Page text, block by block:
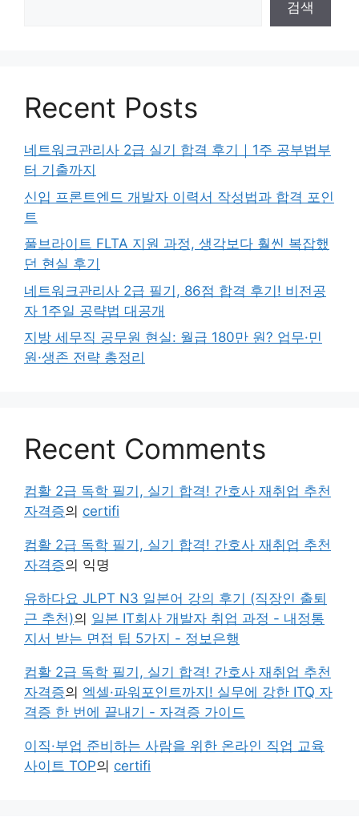
검색
Recent Posts
네트워크관리사 2급 실기 합격 후기｜1주 공부법부
터 기출까지
신입 프론트엔드 개발자 이력서 작성법과 합격 포인
트
풀브라이트 FLTA 지원 과정, 생각보다 훨씬 복잡했
던 현실 후기
네트워크관리사 2급 필기, 86점 합격 후기! 비전공
자 1주일 공략법 대공개
지방 세무직 공무원 현실: 월급 180만 원? 업무·민
원·생존 전략 총정리
Recent Comments
컴활 2급 독학 필기, 실기 합격! 간호사 재취업 추천
자격증의 certifi
컴활 2급 독학 필기, 실기 합격! 간호사 재취업 추천
자격증의 익명
유하다요 JLPT N3 일본어 강의 후기 (직장인 출퇴
근 추천)의 일본 IT회사 개발자 취업 과정 - 내정통
지서 받는 면접 팁 5가지 - 정보은행
컴활 2급 독학 필기, 실기 합격! 간호사 재취업 추천
자격증의 엑셀·파워포인트까지! 실무에 강한 ITQ 자
격증 한 번에 끝내기 - 자격증 가이드
이직·부업 준비하는 사람을 위한 온라인 직업 교육
사이트 TOP의 certifi